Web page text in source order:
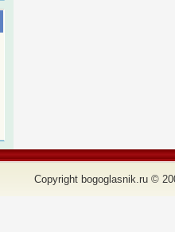
Copyright bogoglasnik.ru ©